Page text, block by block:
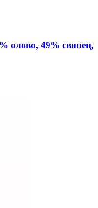
олово, 49% свинец,